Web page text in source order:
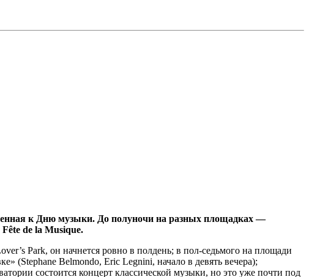
к Дню музыки. До полуночи на разных площадках —
de la Musique.
Park, он начнется ровно в полдень; в пол-седьмого на площади
(Stephane Belmondo, Eric Legnini, начало в девять вечера);
состоится концерт классической музыки, но это уже почти под